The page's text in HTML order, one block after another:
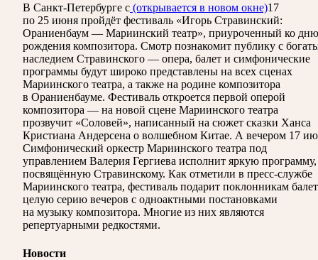
В Санкт-Петербурге с (открывается в новом окне)17
по 25 июня пройдёт фестиваль «Игорь Стравинский:
Ораниенбаум — Мариинский театр», приуроченный ко дню
рождения композитора. Смотр познакомит публику с
наследием Стравинского — опера, балет и симфонические
программы будут широко представлены на всех сценах
Мариинского театра, а также на родине композитора
в Ораниенбауме. Фестиваль откроется первой оперой
композитора — на новой сцене Мариинского театра
прозвучит «Соловей», написанный на сюжет сказки Ханса
Кристиана Андерсена о волшебном Китае. А вечером 17
Симфонический оркестр Мариинского театра под
управлением Валерия Гергиева исполнит яркую программу,
посвящённую Стравинскому. Как отметили в пресс-службе
Мариинского театра, фестиваль подарит поклонникам
целую серию вечеров с одноактными постановками
на музыку композитора. Многие из них являются
репертуарными редкостями.
Новости